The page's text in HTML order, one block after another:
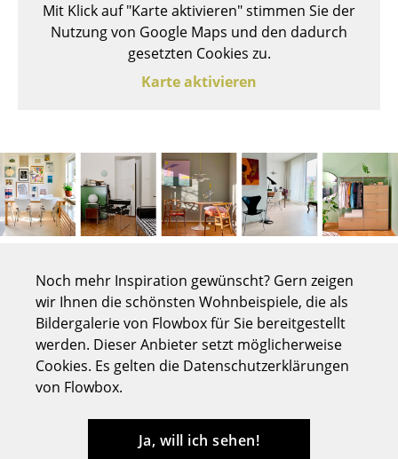
Bürosessel
... alle Sitzmöbel
Esstische
Beistelltische
Couchtische
Schreibtische
Sekretäre & PC-Tische
Konferenztische
Stehtische & Stehpulte
Mit Klick auf "Karte aktivieren" stimmen Sie der
Nutzung von Google Maps und den dadurch
gesetzten Cookies zu.
Karte aktivieren
Noch mehr Inspiration gewünscht? Gern zeigen
wir Ihnen die schönsten Wohnbeispiele, die als
Bildergalerie von Flowbox für Sie bereitgestellt
werden. Dieser Anbieter setzt möglicherweise
Cookies. Es gelten die Datenschutzerklärungen
von Flowbox.
Ja, will ich sehen!